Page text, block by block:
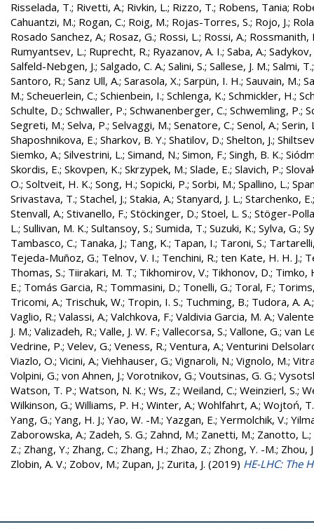
Risselada, T.; Rivetti, A.; Rivkin, L.; Rizzo, T.; Robens, Tania;
Cahuantzi, M.; Rogan, C.; Roig, M.; Rojas-Torres, S.; Rojo, J.;
Rosado Sanchez, A.; Rosaz, G.; Rossi, L.; Rossi, A.; Rossmanith,
Rumyantsev, L.; Ruprecht, R.; Ryazanov, A. I.; Saba, A.; Sadykov,
Salfeld-Nebgen, J.; Salgado, C. A.; Salini, S.; Sallese, J. M.; Salmi, T.
Santoro, R.; Sanz Ull, A.; Sarasola, X.; Sarpün, I. H.; Sauvain, M.;
M.; Scheuerlein, C.; Schienbein, I.; Schlenga, K.; Schmickler, H.;
Schulte, D.; Schwaller, P.; Schwanenberger, C.; Schwemling, P.;
Segreti, M.; Selva, P.; Selvaggi, M.; Senatore, C.; Senol, A.; Serin,
Shaposhnikova, E.; Sharkov, B. Y.; Shatilov, D.; Shelton, J.;
Siemko, A.; Silvestrini, L.; Simand, N.; Simon, F.; Singh, B. K.;
Skordis, E.; Skovpen, K.; Skrzypek, M.; Slade, E.; Slavich, P.;
O.; Soltveit, H. K.; Song, H.; Sopicki, P.; Sorbi, M.; Spallino, L.;
Srivastava, T.; Stachel, J.; Stakia, A.; Stanyard, J. L.; Starchenko, E.
Stenvall, A.; Stivanello, F.; Stöckinger, D.; Stoel, L. S.; Stöger-
L.; Sullivan, M. K.; Sultansoy, S.; Sumida, T.; Suzuki, K.; Sylva, G.;
Tambasco, C.; Tanaka, J.; Tang, K.; Tapan, I.; Taroni, S.;
Tejeda-Muñoz, G.; Telnov, V. I.; Tenchini, R.; ten Kate, H. H. J.;
Thomas, S.; Tiirakari, M. T.; Tikhomirov, V.; Tikhonov, D.; Timko,
E.; Tomás Garcia, R.; Tommasini, D.; Tonelli, G.; Toral, F.;
Tricomi, A.; Trischuk, W.; Tropin, I. S.; Tuchming, B.; Tudora, A. A.
Vaglio, R.; Valassi, A.; Valchkova, F.; Valdivia Garcia, M. A.;
J. M.; Valizadeh, R.; Valle, J. W. F.; Vallecorsa, S.; Vallone, G.; van
Vedrine, P.; Velev, G.; Veness, R.; Ventura, A.; Venturini
Viazlo, O.; Vicini, A.; Viehhauser, G.; Vignaroli, N.; Vignolo, M.;
Volpini, G.; von Ahnen, J.; Vorotnikov, G.; Voutsinas, G. G.;
Watson, T. P.; Watson, N. K.; Ws, Z.; Weiland, C.; Weinzierl, S.;
Wilkinson, G.; Williams, P. H.; Winter, A.; Wohlfahrt, A.; Wojtoń, T.
Yang, G.; Yang, H. J.; Yao, W. -M.; Yazgan, E.; Yermolchik, V.;
Zaborowska, A.; Zadeh, S. G.; Zahnd, M.; Zanetti, M.; Zanotto, L.;
Z.; Zhang, Y.; Zhang, C.; Zhang, H.; Zhao, Z.; Zhong, Y. -M.; Zhou,
Zlobin, A. V.; Zobov, M.; Zupan, J.; Zurita, J. (2019) HE-LHC: The